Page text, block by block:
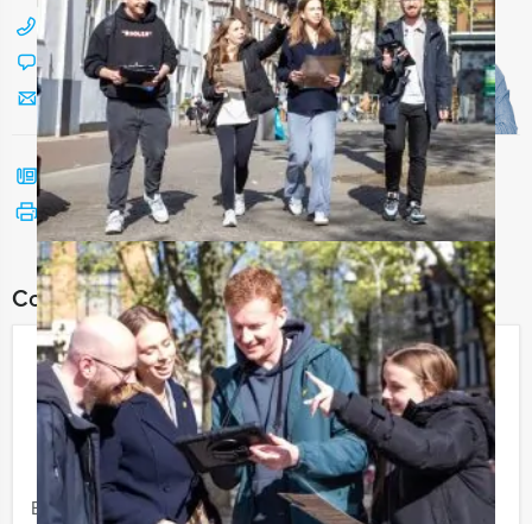
088 428 81 17
Chat met Jeroen
Stuur ons een mailtje
Bel mij terug
Bekijk printbare versie
Combineer dit uitje met:
Moordspel Lunch in Almere
Vanaf€ 56,50 p.p. excl. BTW
Vanaf 10 personen ‐ 4 uur
Een Moordspel Lunch van Holland Tour Guides in